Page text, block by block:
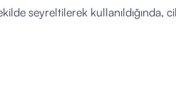
seyreltilerek kullanıldığında,